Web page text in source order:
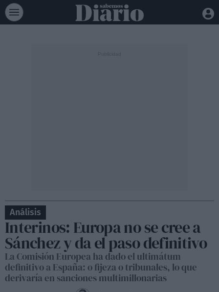
Análisis
Interinos: Europa no se cree a
Sánchez y da el paso definitivo
La Comisión Europea ha dado el ultimátum
definitivo a España: o fijeza o tribunales, lo que
derivaría en sanciones multimillonarias